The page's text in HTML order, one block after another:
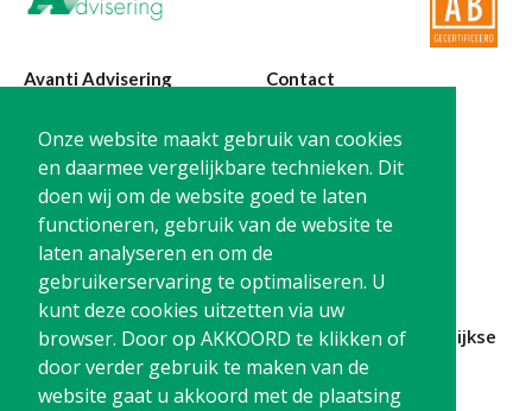
Onze website maakt gebruik van cookies
en daarmee vergelijkbare technieken. Dit
doen wij om de website goed te laten
functioneren, gebruik van de website te
laten analyseren en om de
gebruikerservaring te optimaliseren. U
kunt deze cookies uitzetten via uw
browser. Door op AKKOORD te klikken of
door verder gebruik te maken van de
website gaat u akkoord met de plaatsing
Avanti Advisering
Poelstraat 4
1441 RR Purmerend
Contact
T: 0299-420870
@:
info@avanti-
advisering.nl
BTW: NL861212733B01
Blijf op de hoogte en schrijf je in voor onze maandelijkse
nieuwsbrief
Schrijf me in!